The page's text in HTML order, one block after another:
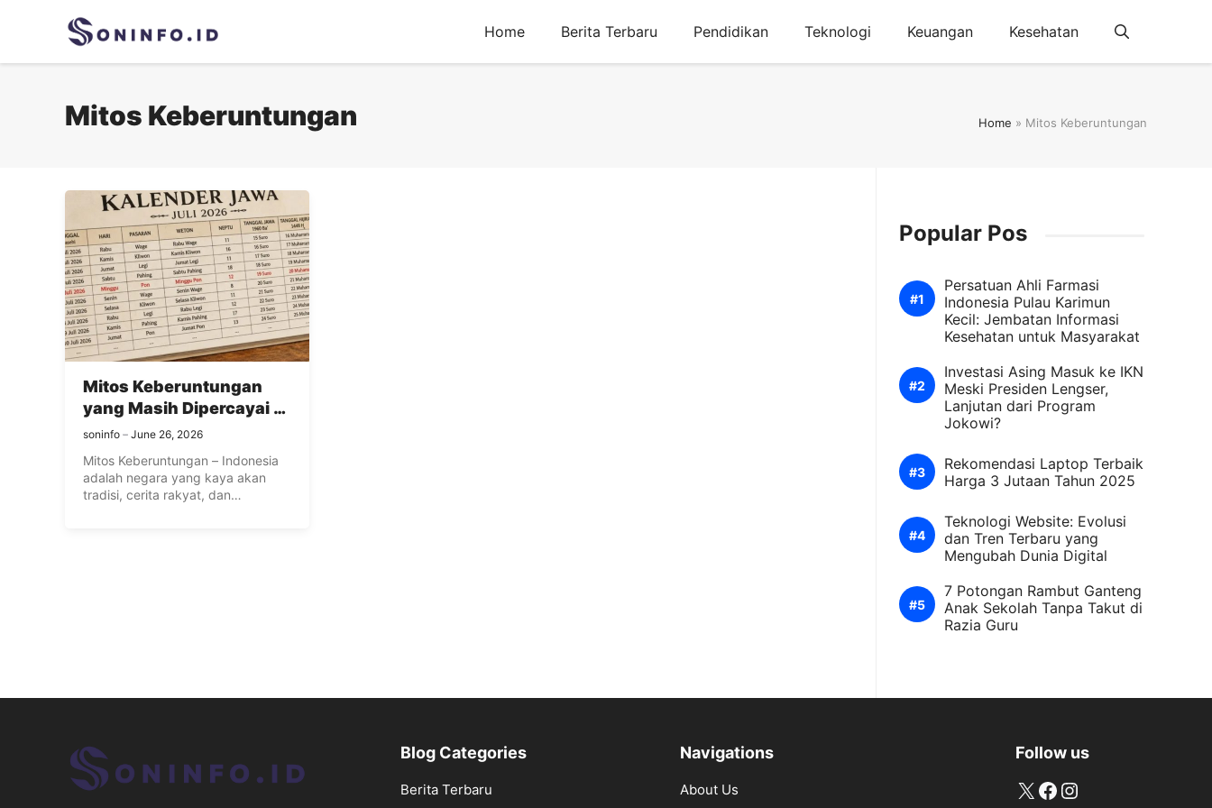
Home Berita Terbaru Pendidikan Teknologi Keuangan Kesehatan
Mitos Keberuntungan Home » Mitos Keberuntungan
Mitos Keberuntungan
yang Masih Dipercayai di
Indonesia
soninfo June 26, 2026
Mitos Keberuntungan – Indonesia
adalah negara yang kaya akan
tradisi, cerita rakyat, dan
Popular Pos
Persatuan Ahli Farmasi
Indonesia Pulau Karimun
Kecil: Jembatan Informasi
Kesehatan untuk Masyarakat
Investasi Asing Masuk ke IKN
Meski Presiden Lengser,
Lanjutan dari Program
Jokowi?
Rekomendasi Laptop Terbaik
Harga 3 Jutaan Tahun 2025
Teknologi Website: Evolusi
dan Tren Terbaru yang
Mengubah Dunia Digital
7 Potongan Rambut Ganteng
Anak Sekolah Tanpa Takut di
Razia Guru
Blog Categories
Berita Terbaru
Navigations
About Us
Follow us
X Facebook
Instagram